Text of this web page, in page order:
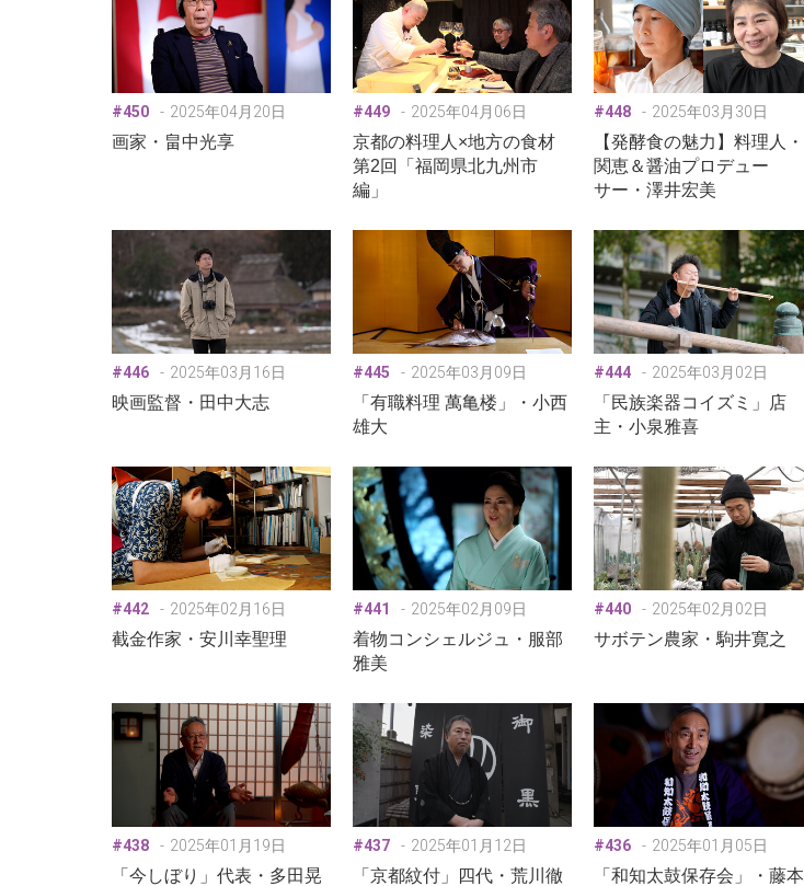
#450 2025年04月20日
画家・畠中光享
#449 2025年04月06日
京都の料理人×地方の食材
第2回「福岡県北九州市
編」
#448 2025年03月30日
【発酵食の魅力】料理人・
関恵＆醤油プロデュー
サー・澤井宏美
#446 2025年03月16日
映画監督・田中大志
#445 2025年03月09日
「有職料理 萬亀楼」・小西
雄大
#444 2025年03月02日
「民族楽器コイズミ」店
主・小泉雅喜
#442 2025年02月16日
截金作家・安川幸聖理
#441 2025年02月09日
着物コンシェルジュ・服部
雅美
#440 2025年02月02日
サボテン農家・駒井寛之
#438 2025年01月19日
「今しぼり」代表・多田晃
#437 2025年01月12日
「京都紋付」四代・荒川徹
#436 2025年01月05日
「和知太鼓保存会」・藤本